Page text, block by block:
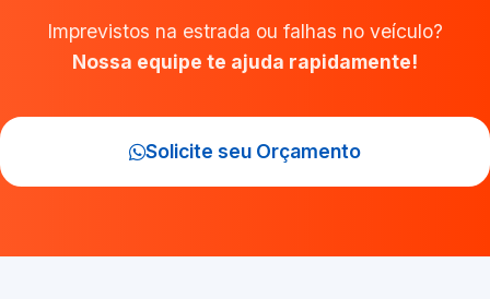
Imprevistos na estrada ou falhas no veículo?
Nossa equipe te ajuda rapidamente!
Solicite seu Orçamento